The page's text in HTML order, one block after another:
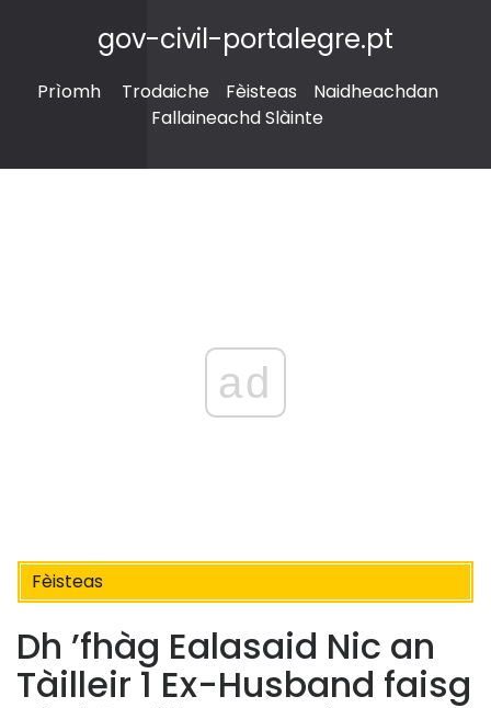
gov-civil-portalegre.pt
Prìomh Trodaiche Fèisteas
Naidheachdan
Fallaineachd Slàinte
ad
Fèisteas
Dh ’fhàg Ealasaid Nic an
Tàilleir 1 Ex-Husband faisg